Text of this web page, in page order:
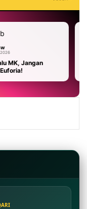
Malaysia